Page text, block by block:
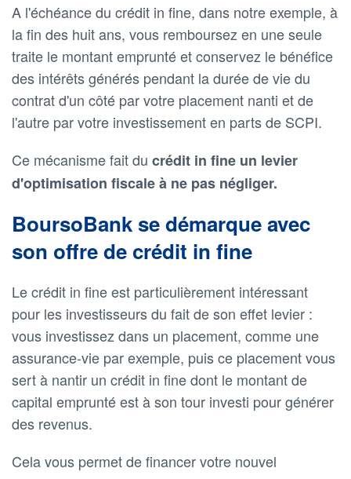
A l'échéance du crédit in fine, dans notre exemple, à
la fin des huit ans, vous remboursez en une seule
traite le montant emprunté et conservez le bénéfice
des intérêts générés pendant la durée de vie du
contrat d'un côté par votre placement nanti et de
l'autre par votre investissement en parts de SCPI.
Ce mécanisme fait du crédit in fine un levier
d'optimisation fiscale à ne pas négliger.
BoursoBank se démarque avec
son offre de crédit in fine
Le crédit in fine est particulièrement intéressant
pour les investisseurs du fait de son effet levier :
vous investissez dans un placement, comme une
assurance-vie par exemple, puis ce placement vous
sert à nantir un crédit in fine dont le montant de
capital emprunté est à son tour investi pour générer
des revenus.
Cela vous permet de financer votre nouvel